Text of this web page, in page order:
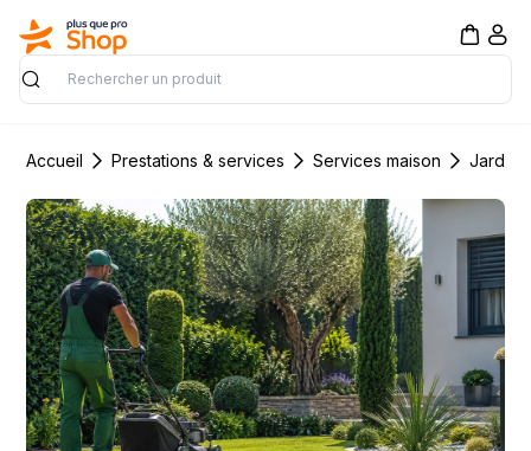
Rechercher
Accueil Prestations & services Services maison Jardin